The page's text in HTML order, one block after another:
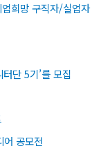
희망 구직자/실업자
단 5기’를 모집
공모전